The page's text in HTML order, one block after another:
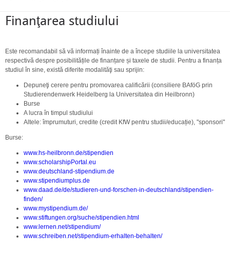
Finanţarea studiului
Este recomandabil să vă informați înainte de a începe studiile la universitatea
respectivă despre posibilitățile de finanțare și taxele de studii. Pentru a finanța
studiul în sine, există diferite modalităţi sau sprijin:
Depuneţi cerere pentru promovarea calificării (consiliere BAföG prin
Studierendenwerk Heidelberg la Universitatea din Heilbronn)
Burse
A lucra în timpul studiului
Altele: împrumuturi, credite (credit KfW pentru studii/educație), "sponsori"
Burse:
www.hs-heilbronn.de/stipendien
www.scholarshipPortal.eu
www.deutschland-stipendium.de
www.stipendiumplus.de
www.daad.de/de/studieren-und-forschen-in-deutschland/stipendien-
finden/
www.mystipendium.de/
www.stiftungen.org/suche/stipendien.html
www.lernen.net/stipendium/
www.schreiben.net/stipendium-erhalten-behalten/